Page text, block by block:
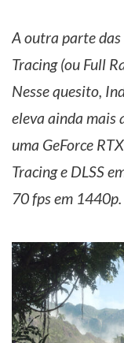
A outra parte das
Tracing (ou Full
Nesse quesito,
eleva ainda mais
uma GeForce
Tracing e DLSS
70 fps em 1440p.